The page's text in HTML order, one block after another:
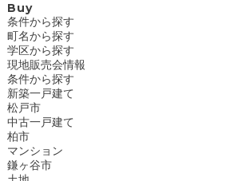
Buy
条件から探す
町名から探す
学区から探す
現地販売会情報
条件から探す
新築一戸建て
松戸市
中古一戸建て
柏市
マンション
鎌ヶ谷市